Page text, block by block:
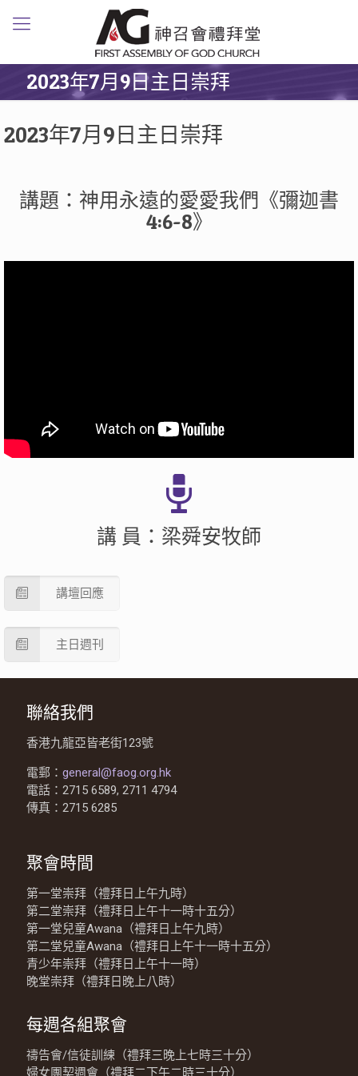
2023年7月9日主日崇拜
2023年7月9日主日崇拜
講題：神用永遠的愛愛我們《彌迦書
4:6-8》
講 員：梁舜安牧師
講壇回應
主日週刊
聯絡我們
香港九龍亞皆老街123號
電郵： general@faog.org.hk
電話：2715 6589, 2711 4794
傳真：2715 6285
聚會時間
第一堂崇拜（禮拜日上午九時）
第二堂崇拜（禮拜日上午十一時十五分）
第一堂兒童Awana（禮拜日上午九時）
第二堂兒童Awana（禮拜日上午十一時十五分）
青少年崇拜（禮拜日上午十一時）
晚堂崇拜（禮拜日晚上八時）
每週各組聚會
禱告會/信徒訓練（禮拜三晚上七時三十分）
婦女團契週會（禮拜二下午二時三十分）